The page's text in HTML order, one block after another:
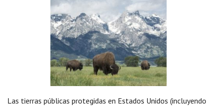
Las tierras públicas protegidas en Estados Unidos (incluyendo